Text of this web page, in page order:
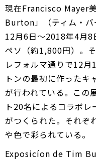
現在Francisco Mayer
Burton」（ティム・
12月6日～2018年4月8
ペソ（約1,800円）。
レフォルマ通りで12月
トンの最初に作ったキ
が行われている。この
ト20名によるコラボ
がつくられた。それぞ
や色で彩られている。
Exposicíon de Tim